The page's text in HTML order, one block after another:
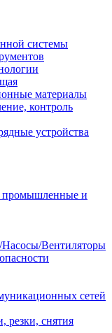
системы
материалы
контроль
устройства
промышленные и
Насосы/Вентиляторы
сетей
резки, снятия